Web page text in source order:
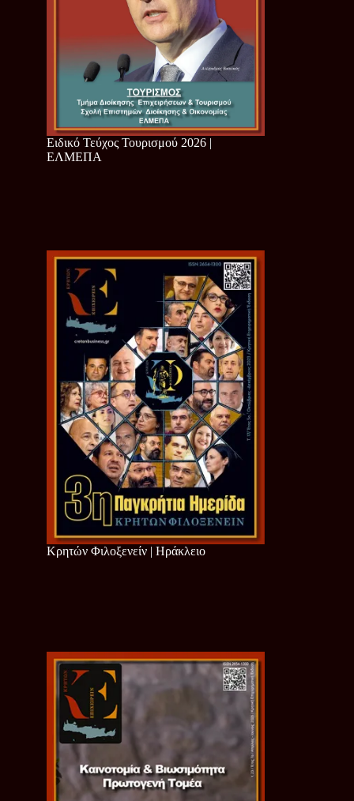
Ειδικό Τεύχος Τουρισμού 2026 |
ΕΛΜΕΠΑ
Κρητών Φιλοξενείν | Ηράκλειο